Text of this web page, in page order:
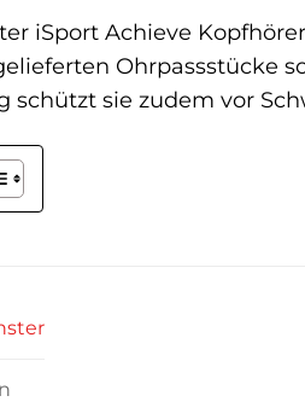
iSport Achieve
Ohrpassstücke
schützt sie zudem vor